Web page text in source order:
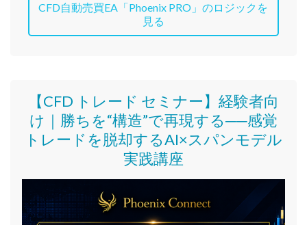
CFD自動売買EA「Phoenix PRO」のロジックを
見る
【CFD トレード セミナー】 経験者向
け｜ 勝ちを“構造”で再現する──感覚
トレードを脱却するAI×スパンモデル
実践講座